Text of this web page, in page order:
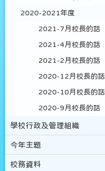
2020-2021年度
2021-7月校長的話
2021-4月校長的話
2021-2月校長的話
2020-12月校長的話
2020-10月校長的話
2020-9月校長的話
學校行政及管理組織
今年主題
校務資料